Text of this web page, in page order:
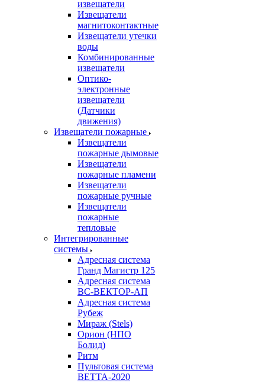
извещатели
Извещатели
магнитоконтактные
Извещатели утечки
воды
Комбинированные
извещатели
Оптико-
электронные
извещатели
(Датчики
движения)
Извещатели пожарные
Извещатели
пожарные дымовые
Извещатели
пожарные пламени
Извещатели
пожарные ручные
Извещатели
пожарные
тепловые
Интегрированные
системы
Адресная система
Гранд Магистр 125
Адресная система
ВС-ВЕКТОР-АП
Адресная система
Рубеж
Мираж (Stels)
Орион (НПО
Болид)
Ритм
Пультовая система
ВЕТТА-2020